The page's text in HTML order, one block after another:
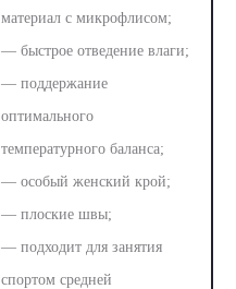
материал с микрофлисом;
— быстрое отведение влаги;
— поддержание
оптимального
температурного баланса;
— особый женский крой;
— плоские швы;
— подходит для занятия
спортом средней